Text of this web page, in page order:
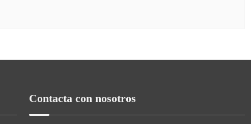
Contacta con nosotros